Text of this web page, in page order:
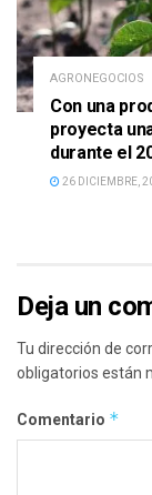
AGRONEGOCIOS
Con una
proyecta
durante el
26 DICIEMBRE,
Deja un
Tu dirección de
obligatorios están
Comentario *